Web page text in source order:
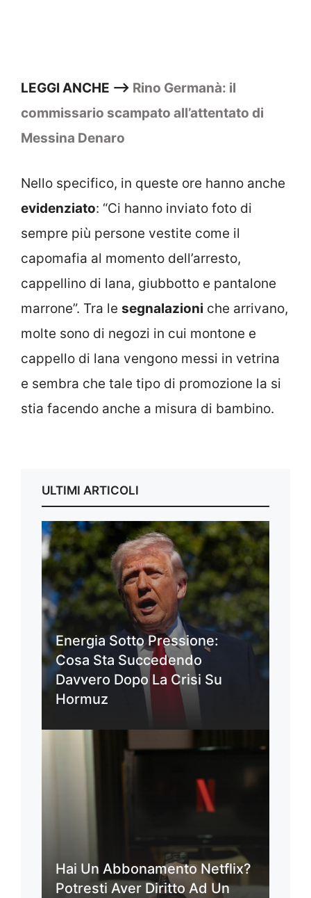
LEGGI ANCHE –> Rino Germanà: il
commissario scampato all’attentato di
Messina Denaro
Nello specifico, in queste ore hanno anche
evidenziato: “Ci hanno inviato foto di
sempre più persone vestite come il
capomafia al momento dell’arresto,
cappellino di lana, giubbotto e pantalone
marrone”. Tra le segnalazioni che arrivano,
molte sono di negozi in cui montone e
cappello di lana vengono messi in vetrina
e sembra che tale tipo di promozione la si
stia facendo anche a misura di bambino.
ULTIMI ARTICOLI
Energia Sotto Pressione:
Cosa Sta Succedendo
Davvero Dopo La Crisi Su
Hormuz
Hai Un Abbonamento Netflix?
Potresti Aver Diritto Ad Un